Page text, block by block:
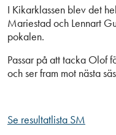
I Kikarklassen blev det
Mariestad och Lennart
pokalen.
Passar på att tacka Olof
och ser fram mot nästa
Se resultatlista SM